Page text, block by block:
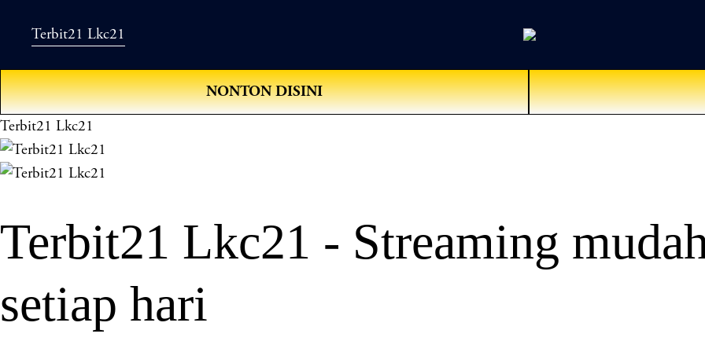
Terbit21 Lkc21
NONTON DISINI
Terbit21 Lkc21
Terbit21 Lkc21 - Streaming
setiap hari